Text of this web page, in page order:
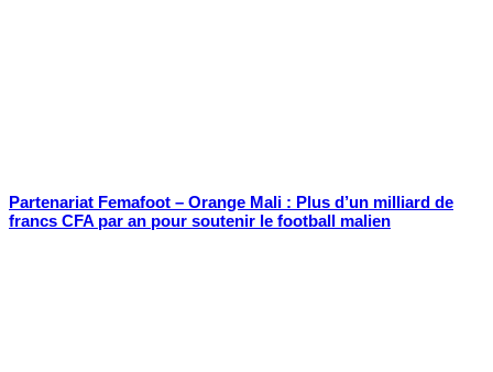
Partenariat Femafoot – Orange Mali : Plus d’un milliard de
francs CFA par an pour soutenir le football malien